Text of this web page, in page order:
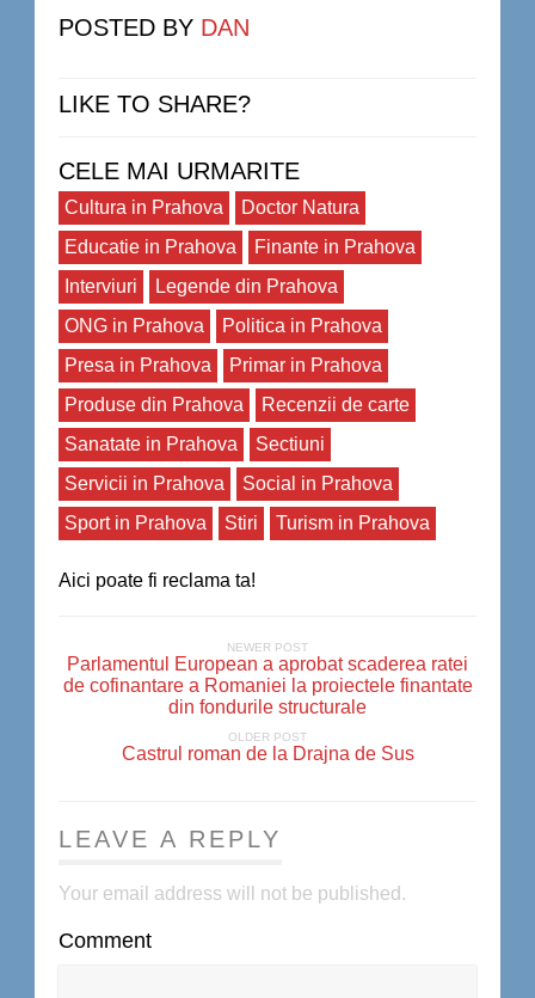
POSTED BY DAN
LIKE TO SHARE?
CELE MAI URMARITE
Cultura in Prahova
Doctor Natura
Educatie in Prahova
Finante in Prahova
Interviuri
Legende din Prahova
ONG in Prahova
Politica in Prahova
Presa in Prahova
Primar in Prahova
Produse din Prahova
Recenzii de carte
Sanatate in Prahova
Sectiuni
Servicii in Prahova
Social in Prahova
Sport in Prahova
Stiri Turism in Prahova
Aici poate fi reclama ta!
NEWER POST
Parlamentul European a aprobat scaderea ratei
de cofinantare a Romaniei la proiectele finantate
din fondurile structurale
OLDER POST
Castrul roman de la Drajna de Sus
LEAVE A REPLY
Your email address will not be published.
Comment